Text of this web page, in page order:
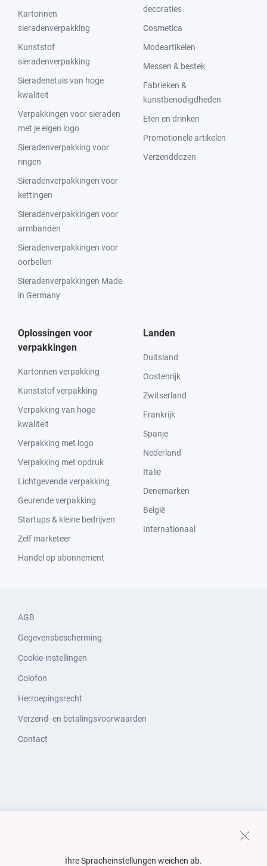
Kartonnen
sieradenverpakking
Kunststof
sieradenverpakking
Sieradenetuis van hoge
kwaliteit
Verpakkingen voor sieraden
met je eigen logo
Sieradenverpakking voor
ringen
Sieradenverpakkingen voor
kettingen
Sieradenverpakkingen voor
armbanden
Sieradenverpakkingen voor
oorbellen
Sieradenverpakkingen Made
in Germany
decoraties
Cosmetica
Modeartikelen
Messen & bestek
Fabrieken &
kunstbenodigdheden
Eten en drinken
Promotionele artikelen
Verzenddozen
Oplossingen voor
verpakkingen
Kartonnen verpakking
Kunststof verpakking
Verpakking van hoge
kwaliteit
Verpakking met logo
Verpakking met opdruk
Lichtgevende verpakking
Geurende verpakking
Startups & kleine bedrijven
Zelf marketeer
Handel op abonnement
Landen
Duitsland
Oostenrijk
Zwitserland
Frankrijk
Spanje
Nederland
Italië
Denemarken
België
Internationaal
AGB
Gegevensbescherming
Cookie-instellingen
Colofon
Herroepingsrecht
Verzend- en betalingsvoorwaarden
Contact
Ihre Spracheinstellungen weichen ab.